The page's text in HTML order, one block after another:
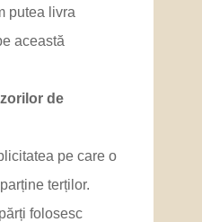
putea livra
această
de
pe care o
terților.
folosesc